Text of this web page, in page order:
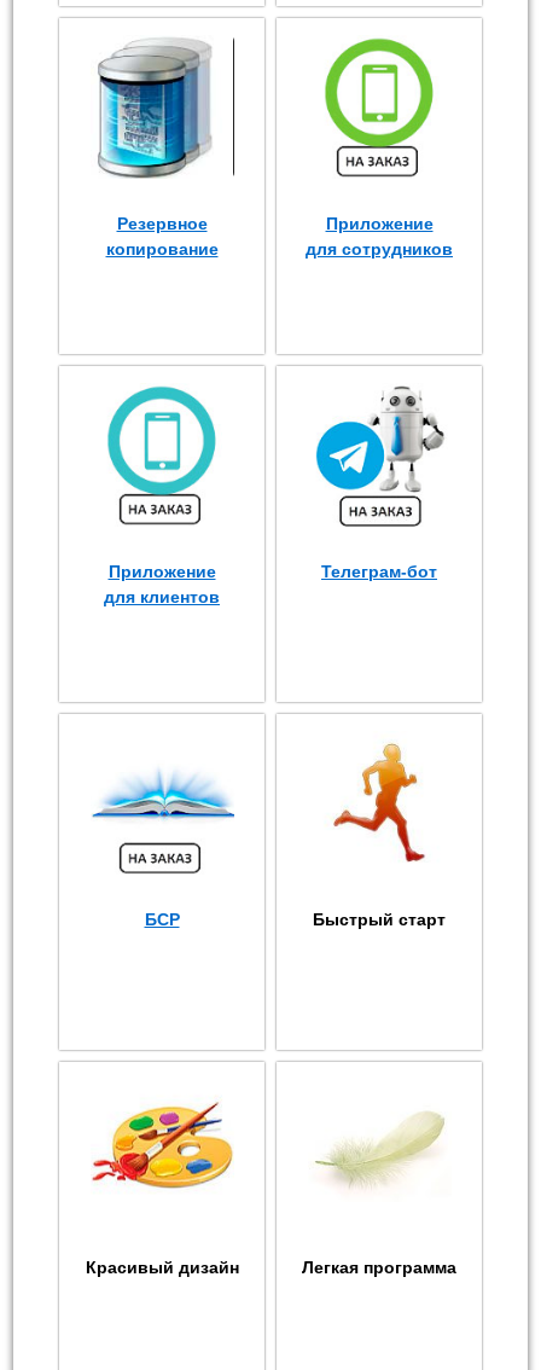
Резервное
копирование
Приложение
для сотрудников
Приложение
для клиентов
Телеграм-бот
БСР Быстрый старт
Красивый дизайн Легкая программа